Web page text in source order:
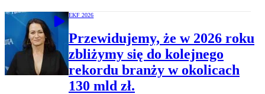
EKF 2026
Przewidujemy, że w 2026 roku
zbliżymy się do kolejnego
rekordu branży w okolicach
130 mld zł.